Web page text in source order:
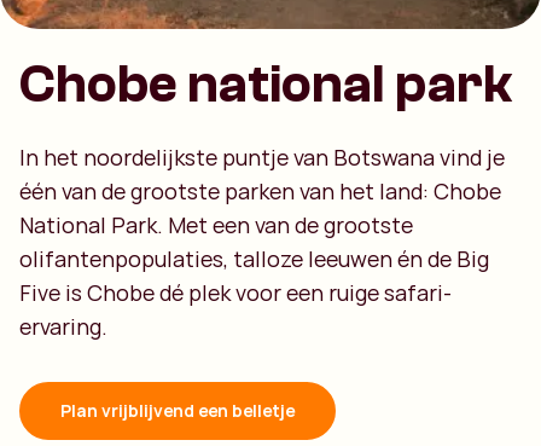
Chobe national park
In het noordelijkste puntje van Botswana vind je
één van de grootste parken van het land: Chobe
National Park. Met een van de grootste
olifantenpopulaties, talloze leeuwen én de Big
Five is Chobe dé plek voor een ruige safari-
ervaring.
Plan vrijblijvend een belletje